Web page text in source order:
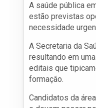
A saúde pública
estão previstas
necessidade
A Secretaria da
resultando em
editais que
formação.
Candidatos da